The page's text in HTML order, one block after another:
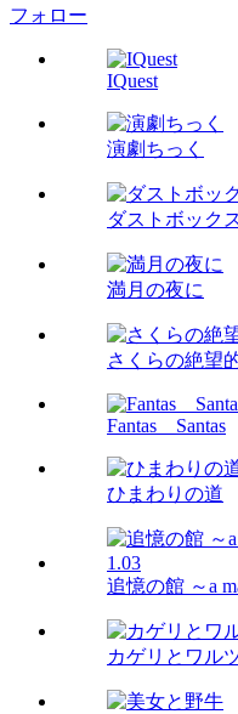
フォロー
IQuest
演劇ちっく
ダストボック
満月の夜に
さくらの絶望
Fantas Santas
ひまわりの道
追憶の館 ～a
カゲリとワル